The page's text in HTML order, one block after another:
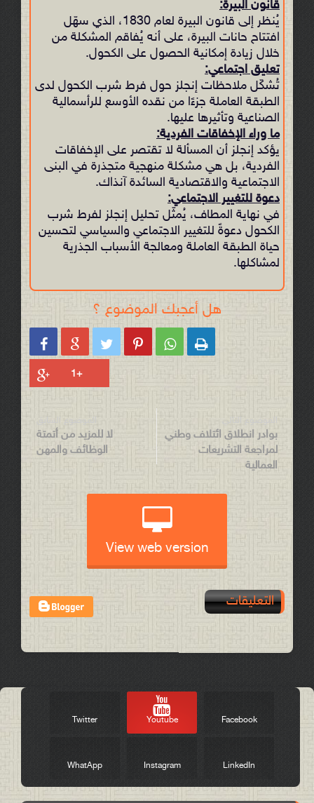
قانون البيرة:
يُنظر إلى قانون البيرة لعام 1830، الذي سهّل
افتتاح حانات البيرة، على أنه يُفاقم المشكلة من
خلال زيادة إمكانية الحصول على الكحول.
تعليق اجتماعي:
تُشكّل ملاحظات إنجلز حول فرط شرب الكحول لدى
الطبقة العاملة جزءًا من نقده الأوسع للرأسمالية
الصناعية وتأثيرها عليها.
ما وراء الإخفاقات الفردية:
يؤكد إنجلز أن المسألة لا تقتصر على الإخفاقات
الفردية، بل هي مشكلة منهجية متجذرة في البنى
الاجتماعية والاقتصادية السائدة آنذاك.
دعوة للتغيير الاجتماعي:
في نهاية المطاف، يُمثّل تحليل إنجلز لفرط شرب
الكحول دعوةً للتغيير الاجتماعي والسياسي لتحسين
حياة الطبقة العاملة ومعالجة الأسباب الجذرية
لمشاكلها.
هل أعجبك الموضوع ؟
     
بوادر انطلاق ائتلاف وطني
لمراجعة التشريعات
العمالية
لا للمزيد من أتمتة
الوظائف والمهن
View web version
التعليقات
Facebook
Youtube
Twitter
LinkedIn
Instagram
WhatApp